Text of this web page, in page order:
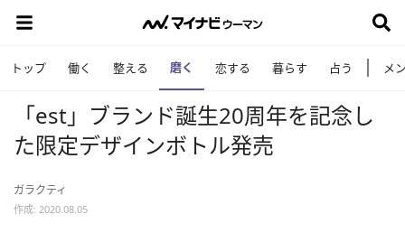
トップ 働く 整える 磨く 恋する 暮らす 占う メ
「est」ブランド誕生20周年を記念し
た限定デザインボトル発売
ガラクティ
作成: 2020.08.05